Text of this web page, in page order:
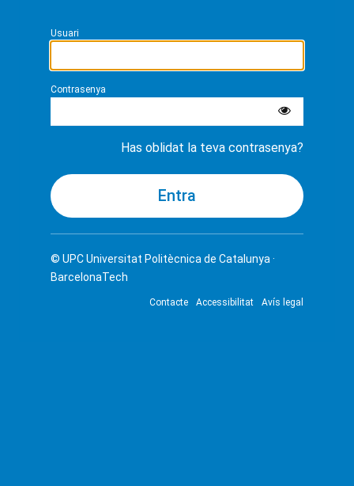
Usuari
Contrasenya
Has oblidat la teva contrasenya?
© UPCUniversitat Politècnica de Catalunya ·
BarcelonaTech
Contacte Accessibilitat Avís legal